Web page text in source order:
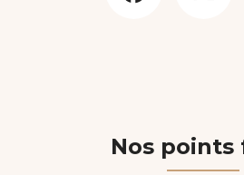
Nos points